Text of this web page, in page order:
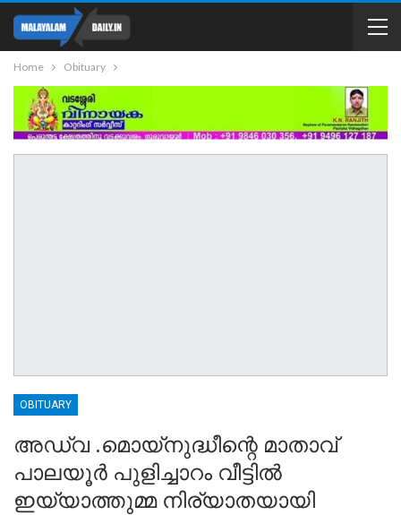
Home Obituary
OBITUARY
അഡ്വ .മൊയ്‌നുദ്ധീന്റെ മാതാവ്
പാലയൂർ പുളിച്ചാറം വീട്ടിൽ
ഇയ്യാത്തുമ്മ നിര്യാതയായി